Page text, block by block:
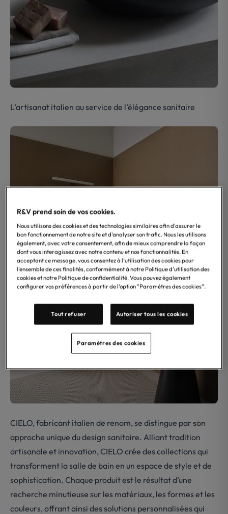
L’artisanat italien au service de l’élégance sanitaire
CIELO, fabricant italien de renom, se distingue par son
approche unique du design sanitaire. Alliant tradition
artisanale et innovation, CIELO crée des collections qui
transforment la salle de bain en un espace de style et de
sophistication. Chaque produit est le résultat d’une
recherche minutieuse sur les matériaux, les formes et les
couleurs, offrant ainsi des solutions personnalisées qui
R&V prend soin de vos cookies.
Nous utilisons des cookies et des technologies similaires afin d'assurer le
bon fonctionnement de notre site et d'analyser son trafic. Nous les utilisons
également, avec votre consentement, afin de mieux comprendre la façon
dont vous interagissez avec notre contenu et nos fonctionnalités. En
acceptant ce message, vous consentez à l’utilisation des cookies pour
l’ensemble de ces finalités, conformément à notre Politique d'utilisation des
cookies et notre Politique de confidentialité. Vous pouvez également
configurer vos préférences à partir de l’option "Paramètres des cookies”.
Tout refuser Autoriser tous les cookies
Paramètres des cookies